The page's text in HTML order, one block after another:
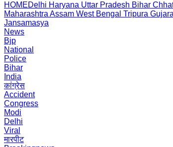
HOMEDelhi Haryana Uttar Pradesh Bihar
Maharashtra Assam West Bengal Tripura
Jansamasya
News
Bjp
National
Police
Bihar
India
कांग्रेस
Accident
Congress
Modi
Delhi
Viral
मारपीट